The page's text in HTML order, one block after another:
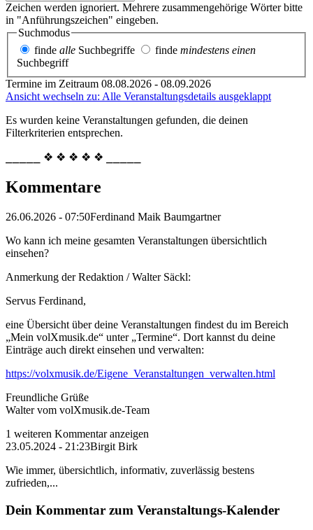
Zeichen werden ignoriert. Mehrere zusammengehörige Wörter bitte
in "Anführungszeichen" eingeben.
Suchmodus
finde alle Suchbegriffe finde mindestens einen
Suchbegriff
Termine im Zeitraum 08.08.2026 - 08.09.2026
Ansicht wechseln zu: Alle Veranstaltungsdetails ausgeklappt
Es wurden keine Veranstaltungen gefunden, die deinen
Filterkriterien entsprechen.
⎯⎯⎯⎯⎯ ❖ ❖ ❖ ❖ ❖ ⎯⎯⎯⎯⎯
Kommentare
26.06.2026 - 07:50Ferdinand Maik Baumgartner
Wo kann ich meine gesamten Veranstaltungen übersichtlich
einsehen?
Anmerkung der Redaktion /Walter Säckl:
Servus Ferdinand,
eine Übersicht über deine Veranstaltungen findest du im Bereich
„Mein volXmusik.de“ unter „Termine“. Dort kannst du deine
Einträge auch direkt einsehen und verwalten:
https://volxmusik.de/Eigene_Veranstaltungen_verwalten.html
Freundliche Grüße
Walter vom volXmusik.de-Team
1 weiteren Kommentar anzeigen
23.05.2024 - 21:23Birgit Birk
Wie immer, übersichtlich, informativ, zuverlässig bestens
zufrieden,...
Dein Kommentar zum Veranstaltungs-Kalender